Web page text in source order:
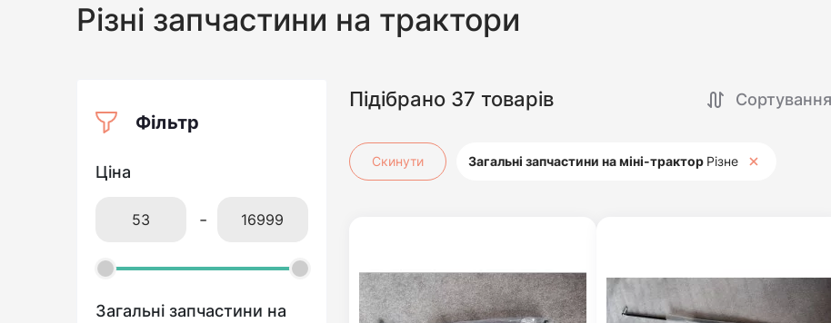
Різні запчастини на трактори
Фільтр
Ціна
-
Загальні запчастини на
Підібрано 37 товарів
Скинути Загальні запчастини на міні-трактор Різне